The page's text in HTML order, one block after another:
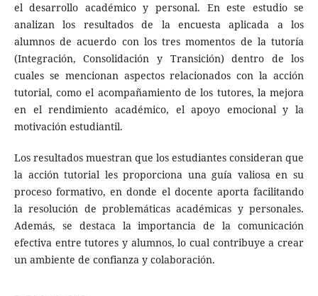
el desarrollo académico y personal. En este estudio se
analizan los resultados de la encuesta aplicada a los
alumnos de acuerdo con los tres momentos de la tutoría
(Integración, Consolidación y Transición) dentro de los
cuales se mencionan aspectos relacionados con la acción
tutorial, como el acompañamiento de los tutores, la mejora
en el rendimiento académico, el apoyo emocional y la
motivación estudiantil.
Los resultados muestran que los estudiantes consideran que
la acción tutorial les proporciona una guía valiosa en su
proceso formativo, en donde el docente aporta facilitando
la resolución de problemáticas académicas y personales.
Además, se destaca la importancia de la comunicación
efectiva entre tutores y alumnos, lo cual contribuye a crear
un ambiente de confianza y colaboración.